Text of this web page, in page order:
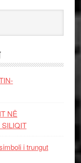
NË
i trungut